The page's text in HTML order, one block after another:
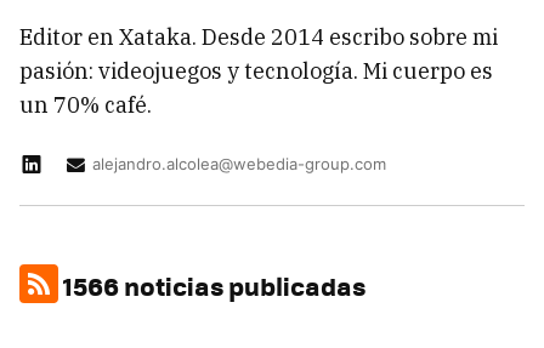
Editor en Xataka. Desde 2014 escribo sobre mi
pasión: videojuegos y tecnología. Mi cuerpo es
un 70% café.
alejandro.alcolea@webedia-group.com
1566 noticias publicadas